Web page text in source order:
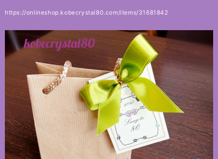
https://onlineshop.kobecrystal80.com/items/31681842